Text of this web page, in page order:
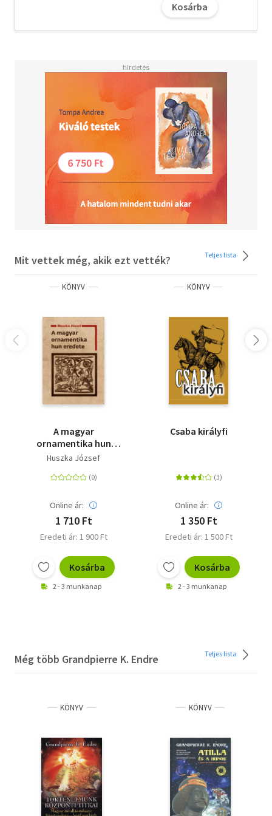
visszaszerzéséhez. Ha a magyarság legjobb része
szellemi kincse. - (Grandpierre Atilla)
Kosárba
Mit vettek még, akik ezt vették? Teljes lista
KÖNYV
A magyar
ornamentika hun
eredete
Huszka József
Online ár:
1 710 Ft
Eredeti ár: 1 900 Ft
Kosárba
2 - 3 munkanap
KÖNYV
Csaba királyfi
Online ár:
1 350 Ft
Eredeti ár: 1 500 Ft
Kosárba
2 - 3 munkanap
Még több Grandpierre K. Endre Teljes lista
KÖNYV KÖNYV